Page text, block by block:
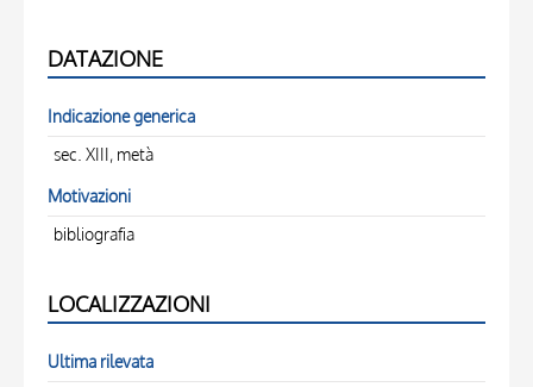
DATAZIONE
Indicazione generica
sec. XIII, metà
Motivazioni
bibliografia
LOCALIZZAZIONI
Ultima rilevata